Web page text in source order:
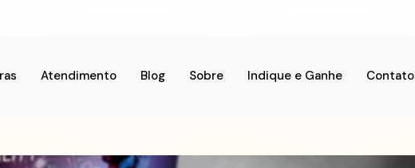
Atendimento Blog Sobre Indique e Ganhe Contato